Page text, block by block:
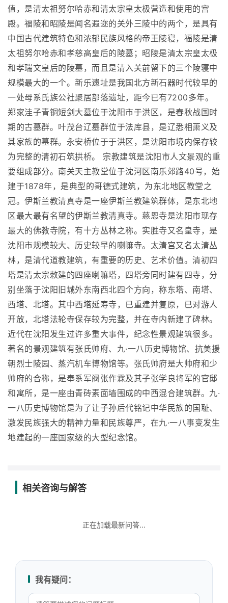
值，是清太祖努尔哈赤和清太宗皇太极营造和使用的宫
殿。福陵和昭陵是闻名遐迩的关外三陵中的两个，是具有
中国古代建筑特色和浓郁民族风格的帝王陵寝，福陵是清
太祖努尔哈赤和孝慈高皇后的陵墓；昭陵是清太宗皇太极
和孝瑞文皇后的陵墓，而且是清入关前留下的三个陵寝中
规模最大的一个。新乐遗址是我国北方新石器时代较早的
一处母系氏族公社聚居部落遗址，距今已有7200多年。
郑家洼子青铜短剑大墓位于沈阳市于洪区，是春秋战国时
期的古墓群。叶茂台辽墓群位于法库县，是辽悉相萧义及
其家族的墓群。永安桥位于于洪区，是沈阳市境内保存较
为完整的清初石筑拱桥。 宗教建筑是沈阳市人文景观的重
要组成部分。南关天主教堂位于沈河区南乐郊路40号，始
建于1878年，是典型的哥德式建筑，为东北地区教堂之
冠。伊斯兰教清真寺是一座伊斯兰教建筑群体，是东北地
区最大最有名望的伊斯兰教清真寺。慈恩寺是沈阳市现存
最大的佛教寺院，有十方丛林之称。实胜寺又名皇寺，是
沈阳市规模较大、历史较早的喇嘛寺。太清宫又名太清丛
林，是清代道教建筑，有重要的历史、艺术价值。清初四
塔是清太宗敕建的四座喇嘛塔，四塔旁同时建有四寺，分
别坐落于沈阳旧城外东南西北四个方向，称东塔、南塔、
西塔、北塔。其中西塔延寿寺，已重建并复原，已对游人
开放，北塔法轮寺保存较为完整，并在寺内新建了碑林。
近代在沈阳发生过许多重大事件，纪念性景观建筑很多。
著名的景观建筑有张氏帅府、九·一八历史博物馆、抗美援
朝烈士陵园、蒸汽机车博物馆等。张氏帅府是大帅府和少
帅府的合称，是奉系军阀张作霖及其子张学良将军的官邸
和寓所，是一座由青砖素面墙围成的中西混合建筑群。九·
一八历史博物馆是为了让子孙后代铭记中华民族的国耻、
激发民族强大的精神力量和民族尊严，在九·一八事变发生
地建起的一座国家级的大型纪念馆。
相关咨询与解答
正在加载最新问答...
我有疑问：